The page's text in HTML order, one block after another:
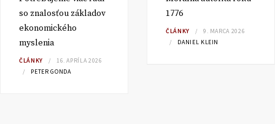
so znalosťou základov
ekonomického
myslenia
ČLÁNKY
16. APRÍLA 2026
PETER GONDA
1776
ČLÁNKY
9. MARCA 2026
DANIEL KLEIN